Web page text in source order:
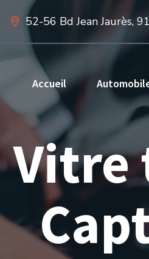
52-56 Bd Jean Jaurès,
Accueil
Vitre